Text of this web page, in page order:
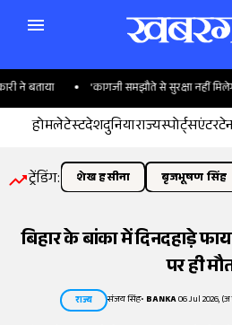
बताया 'कागजी समझौते से सुरक्षा नहीं
होमलेटेस्टदेशदुनियाराज्यस्पोर्ट्स
ट्रेंडिंग: शेख हसीना बृजभूषण सिंह
बिहार के बांका में दिनदहाड़े
पर ही
राज्य संजय सिंह• BANKA06 Jul 2026,